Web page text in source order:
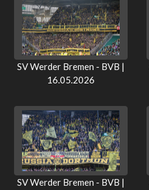
SV Werder Bremen - BVB |
16.05.2026
SV Werder Bremen - BVB |